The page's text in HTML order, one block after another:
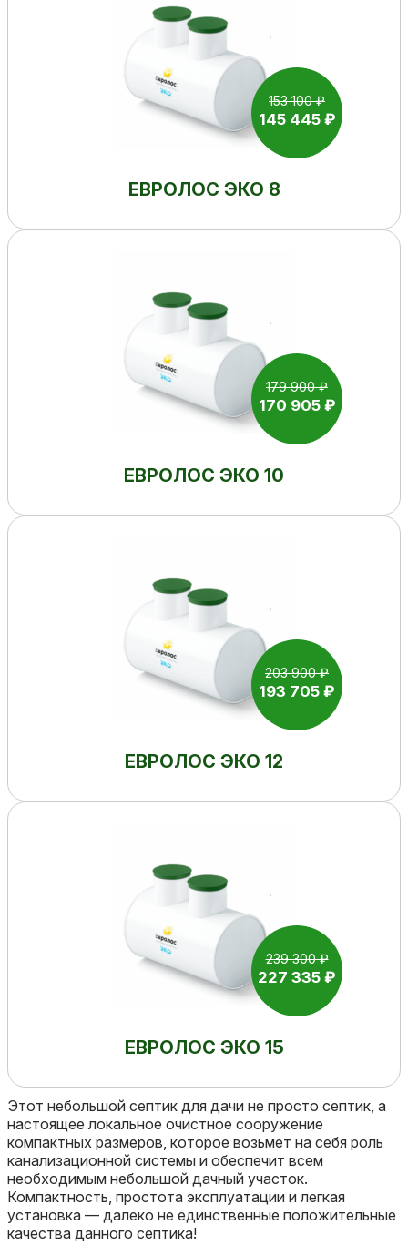
153 100 ₽
145 445 ₽
ЕВРОЛОС ЭКО 8
179 900 ₽
170 905 ₽
ЕВРОЛОС ЭКО 10
203 900 ₽
193 705 ₽
ЕВРОЛОС ЭКО 12
239 300 ₽
227 335 ₽
ЕВРОЛОС ЭКО 15
Этот небольшой септик для дачи не просто септик, а
настоящее локальное очистное сооружение
компактных размеров, которое возьмет на себя роль
канализационной системы и обеспечит всем
необходимым небольшой дачный участок.
Компактность, простота эксплуатации и легкая
установка — далеко не единственные положительные
качества данного септика!